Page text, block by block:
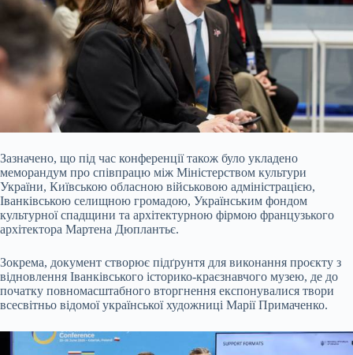
Зазначено, що під час конференції також було укладено
меморандум про співпрацю між Міністерством культури
України, Київською обласною військовою адміністрацією,
Іванківською селищною громадою, Українським фондом
культурної спадщини та архітектурною фірмою французького
архітектора Мартена Дюплантьє.
Зокрема, документ створює підґрунтя для виконання проєкту з
відновлення Іванківського історико-краєзнавчого музею, де до
початку повномасштабного вторгнення експонувалися твори
всесвітньо відомої української художниці Марії Примаченко.